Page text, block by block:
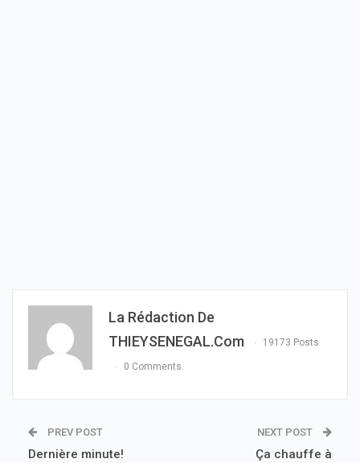
La Rédaction De
THIEYSENEGAL.com
19173 Posts
0 Comments
PREV POST
Dernière minute!
NEXT POST
Ça chauffe à